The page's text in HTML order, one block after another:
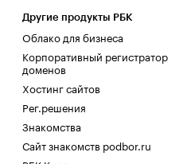
Другие продукты РБК
Облако для бизнеса
Корпоративный регистратор
доменов
Хостинг сайтов
Рег.решения
Знакомства
Сайт знакомств podbor.ru